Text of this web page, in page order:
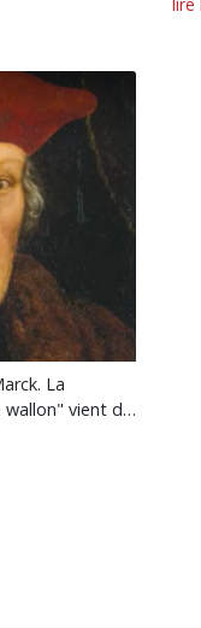
La
wallon" vient d…